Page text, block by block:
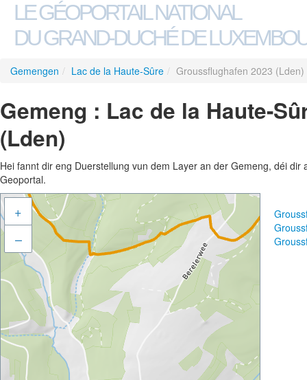
LE GÉOPORTAIL NATIONAL
DU GRAND-DUCHÉ DE
Gemengen / Lac de la Haute-Sûre / Groussflughafen 2023 (Lden)
Gemeng : Lac de la Haute-
(Lden)
Hei fannt dir eng Duerstellung vun dem Layer an der Gemeng, déi
Geoportal.
+
–